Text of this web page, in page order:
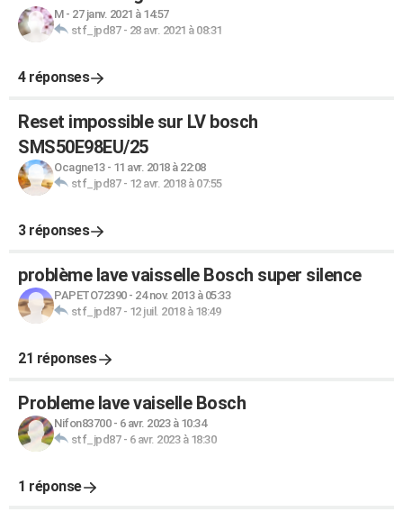
M- 27 janv. 2021 à 14:57
stf_jpd87- 28 avr. 2021 à 08:31
4 réponses
Reset impossible sur LV bosch
SMS50E98EU/25
Ocagne13- 11 avr. 2018 à 22:08
stf_jpd87- 12 avr. 2018 à 07:55
3 réponses
problème lave vaisselle Bosch super silence
PAPETO72390- 24 nov. 2013 à 05:33
stf_jpd87- 12 juil. 2018 à 18:49
21 réponses
Probleme lave vaiselle Bosch
Nifon83700- 6 avr. 2023 à 10:34
stf_jpd87- 6 avr. 2023 à 18:30
1 réponse